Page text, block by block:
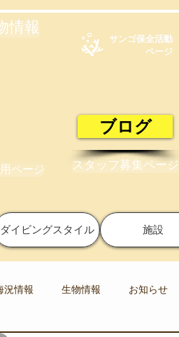
情報
サンゴ保全活動​
ページ
ブログ
ページ スタッフ募集ページ
ダイビングスタイル 施設
況情報 生物情報 お知らせ